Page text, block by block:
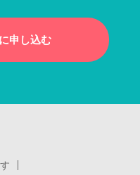
申し込む